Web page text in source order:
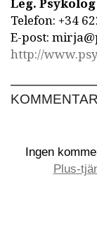
Leg.
Telefon: +34
E-post:
http://
Ingen
Plus-